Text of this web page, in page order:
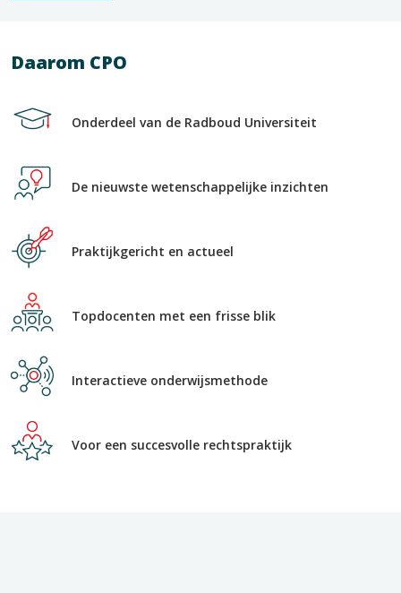
Daarom CPO
Onderdeel van de Radboud Universiteit
De nieuwste wetenschappelijke inzichten
Praktijkgericht en actueel
Topdocenten met een frisse blik
Interactieve onderwijsmethode
Voor een succesvolle rechtspraktijk